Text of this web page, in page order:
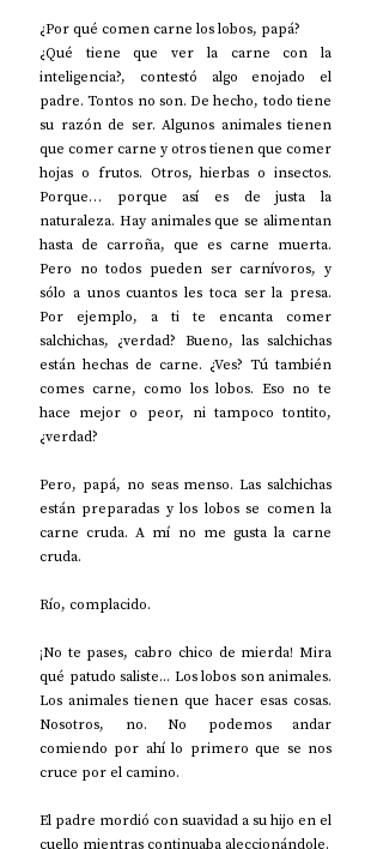
¿Por qué comen carne los lobos, papá?
¿Qué tiene que ver la carne con la
inteligencia?, contestó algo enojado el
padre. Tontos no son. De hecho, todo tiene
su razón de ser. Algunos animales tienen
que comer carne y otros tienen que comer
hojas o frutos. Otros, hierbas o insectos.
Porque… porque así es de justa la
naturaleza. Hay animales que se alimentan
hasta de carroña, que es carne muerta.
Pero no todos pueden ser carnívoros, y
sólo a unos cuantos les toca ser la presa.
Por ejemplo, a ti te encanta comer
salchichas, ¿verdad? Bueno, las salchichas
están hechas de carne. ¿Ves? Tú también
comes carne, como los lobos. Eso no te
hace mejor o peor, ni tampoco tontito,
¿verdad?
Pero, papá, no seas menso. Las salchichas
están preparadas y los lobos se comen la
carne cruda. A mí no me gusta la carne
cruda.
Río, complacido.
¡No te pases, cabro chico de mierda! Mira
qué patudo saliste... Los lobos son animales.
Los animales tienen que hacer esas cosas.
Nosotros, no. No podemos andar
comiendo por ahí lo primero que se nos
cruce por el camino.
El padre mordió con suavidad a su hijo en el
cuello mientras continuaba aleccionándole.